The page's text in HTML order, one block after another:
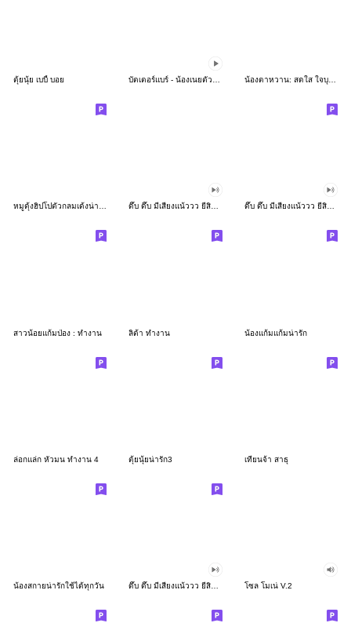
ตุ้ยนุ้ย เบบี้ บอย น้องตาหวาน: สดใส ใจบุญ (สีพาสเทล)
หมูดุ้งฮิปโปตัวกลมเด้งน่ารัก ดึ๊บ ดึ๊บ มีเสียงแน้ววว ยี่สิบเจ็ด ดึ๊บ ดึ๊บ มีเสียงแน้ววว ยี่สิบหก
สาวน้อยแก้มป่อง : ทำงาน ลิต้า ทำงาน น้องแก้มแก้มน่ารัก
ล่อกแล่ก หัวมน ทำงาน 4 ตุ้ยนุ้ยน่ารัก3 เทียนจ้า สาธุ
น้องสกายน่ารักใช้ได้ทุกวัน ดึ๊บ ดึ๊บ มีเสียงแน้ววว ยี่สิบสอง โซล โมเน่ V.2